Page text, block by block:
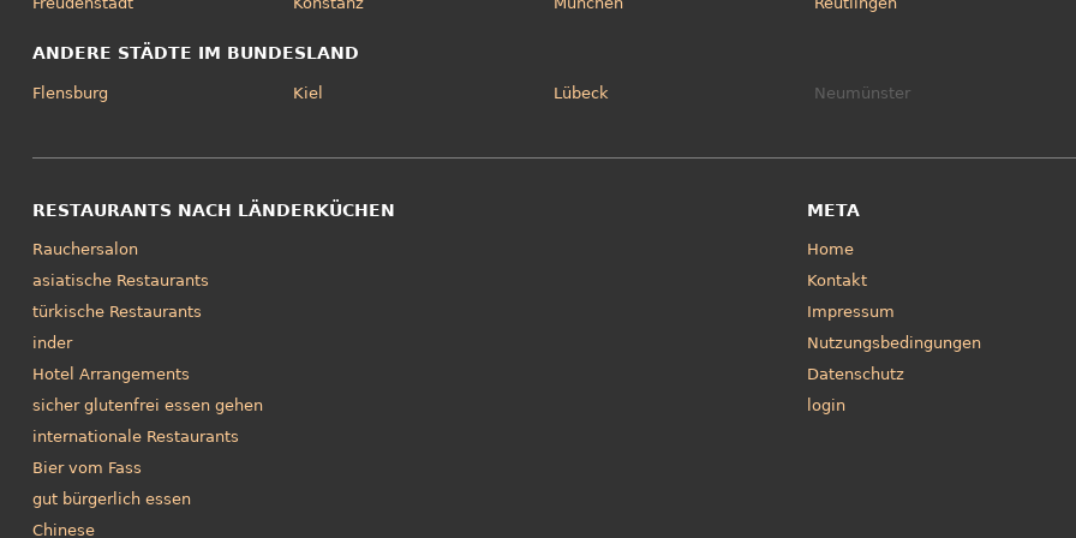
ANDERE STÄDTE IM BUNDESLAND
Flensburg Kiel Lübeck Neumünster
RESTAURANTS NACH LÄNDERKÜCHEN
Rauchersalon
asiatische Restaurants
türkische Restaurants
inder
Hotel Arrangements
sicher glutenfrei essen gehen
internationale Restaurants
Bier vom Fass
gut bürgerlich essen
Chinese
META
Home
Kontakt
Impressum
Nutzungsbedingungen
Datenschutz
login